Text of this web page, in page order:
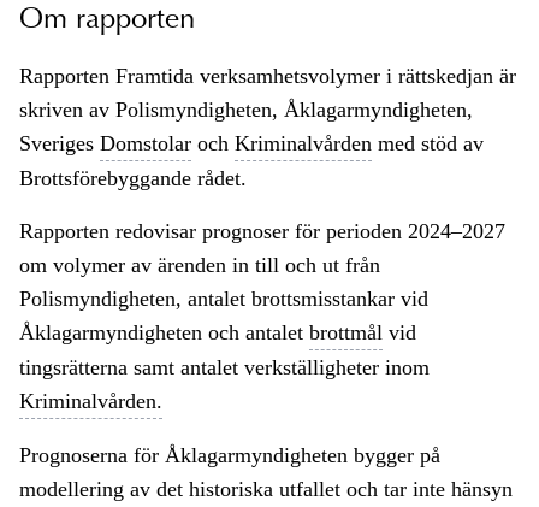
Om rapporten
Rapporten Framtida verksamhetsvolymer i rättskedjan är
skriven av Polismyndigheten, Åklagarmyndigheten,
Sveriges Domstolar och Kriminalvården med stöd av
Brottsförebyggande rådet.
Rapporten redovisar prognoser för perioden 2024–2027
om volymer av ärenden in till och ut från
Polismyndigheten, antalet brottsmisstankar vid
Åklagarmyndigheten och antalet brottmål vid
tingsrätterna samt antalet verkställigheter inom
Kriminalvården.
Prognoserna för Åklagarmyndigheten bygger på
modellering av det historiska utfallet och tar inte hänsyn